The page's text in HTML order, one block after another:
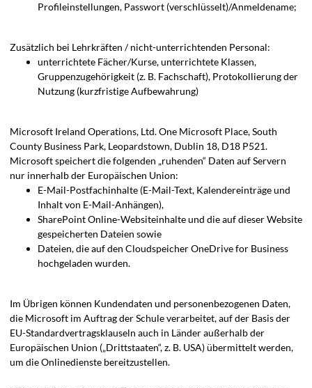
Profileinstellungen, Passwort (verschlüsselt)/Anmeldename;
Zusätzlich bei Lehrkräften / nicht-unterrichtenden Personal:
unterrichtete Fächer/Kurse, unterrichtete Klassen,
Gruppenzugehörigkeit (z. B. Fachschaft), Protokollierung der
Nutzung (kurzfristige Aufbewahrung)
Microsoft Ireland Operations, Ltd. One Microsoft Place, South
County Business Park, Leopardstown, Dublin 18, D18 P521.
Microsoft speichert die folgenden „ruhenden“ Daten auf Servern
nur innerhalb der Europäischen Union:
E-Mail-Postfachinhalte (E-Mail-Text, Kalendereinträge und
Inhalt von E-Mail-Anhängen),
SharePoint Online-Websiteinhalte und die auf dieser Website
gespeicherten Dateien sowie
Dateien, die auf den Cloudspeicher OneDrive for Business
hochgeladen wurden.
Im Übrigen können Kundendaten und personenbezogenen Daten,
die Microsoft im Auftrag der Schule verarbeitet, auf der Basis der
EU-Standardvertragsklauseln auch in Länder außerhalb der
Europäischen Union („Drittstaaten“, z. B. USA) übermittelt werden,
um die Onlinedienste bereitzustellen.